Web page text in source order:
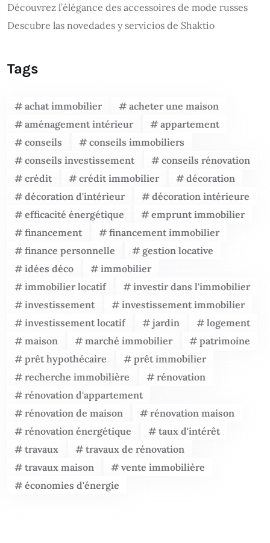
Découvrez l’élégance des accessoires de mode russes
Descubre las novedades y servicios de Shaktio
Tags
achat immobilier
acheter une maison
aménagement intérieur
appartement
conseils
conseils immobiliers
conseils investissement
conseils rénovation
crédit
crédit immobilier
décoration
décoration d'intérieur
décoration intérieure
efficacité énergétique
emprunt immobilier
financement
financement immobilier
finance personnelle
gestion locative
idées déco
immobilier
immobilier locatif
investir dans l'immobilier
investissement
investissement immobilier
investissement locatif
jardin
logement
maison
marché immobilier
patrimoine
prêt hypothécaire
prêt immobilier
recherche immobilière
rénovation
rénovation d'appartement
rénovation de maison
rénovation maison
rénovation énergétique
taux d'intérêt
travaux
travaux de rénovation
travaux maison
vente immobilière
économies d'énergie